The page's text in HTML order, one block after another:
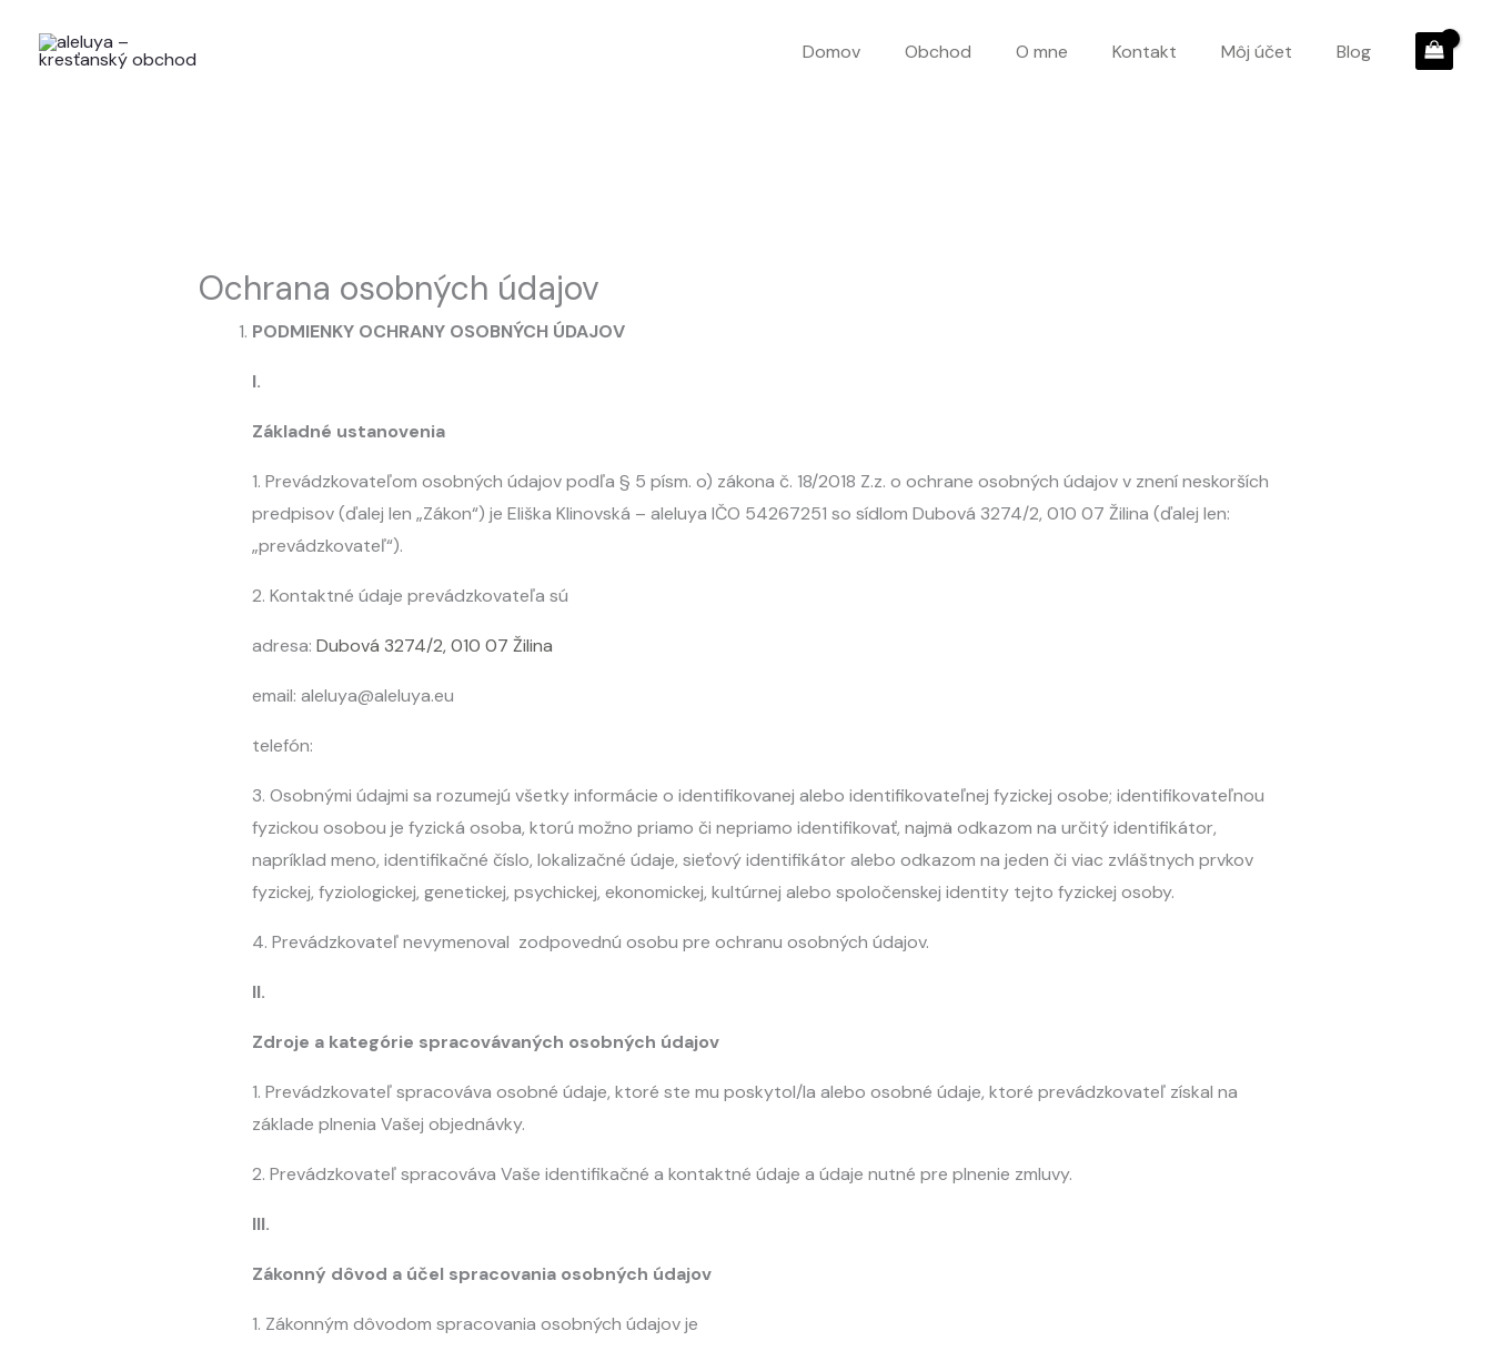
Domov Obchod O mne Kontakt Môj účet Blog
Ochrana osobných údajov
PODMIENKY OCHRANY OSOBNÝCH ÚDAJOV
I.
Základné ustanovenia
1. Prevádzkovateľom osobných údajov podľa § 5 písm. o) zákona č. 18/2018 Z.z. o ochrane osobných údajov v znení neskorších
predpisov (ďalej len „Zákon“) je Eliška Klinovská – aleluya IČO 54267251 so sídlom Dubová 3274/2, 010 07 Žilina (ďalej len:
„prevádzkovateľ“).
2. Kontaktné údaje prevádzkovateľa sú
adresa: Dubová 3274/2, 010 07 Žilina
email: aleluya@aleluya.eu
telefón:
3. Osobnými údajmi sa rozumejú všetky informácie o identifikovanej alebo identifikovateľnej fyzickej osobe; identifikovateľnou
fyzickou osobou je fyzická osoba, ktorú možno priamo či nepriamo identifikovať, najmä odkazom na určitý identifikátor,
napríklad meno, identifikačné číslo, lokalizačné údaje, sieťový identifikátor alebo odkazom na jeden či viac zvláštnych prvkov
fyzickej, fyziologickej, genetickej, psychickej, ekonomickej, kultúrnej alebo spoločenskej identity tejto fyzickej osoby.
4. Prevádzkovateľ nevymenoval zodpovednú osobu pre ochranu osobných údajov.
II.
Zdroje a kategórie spracovávaných osobných údajov
1. Prevádzkovateľ spracováva osobné údaje, ktoré ste mu poskytol/la alebo osobné údaje, ktoré prevádzkovateľ získal na
základe plnenia Vašej objednávky.
2. Prevádzkovateľ spracováva Vaše identifikačné a kontaktné údaje a údaje nutné pre plnenie zmluvy.
III.
Zákonný dôvod a účel spracovania osobných údajov
1. Zákonným dôvodom spracovania osobných údajov je